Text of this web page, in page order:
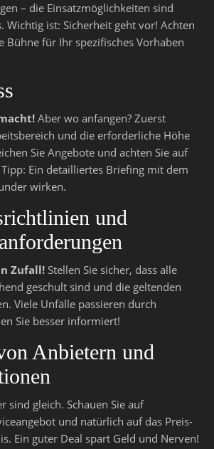
– die Einsatzmöglichkeiten sind
Wichtig ist: Sicherheit geht vor! Achten
Bühne für Ihr spezifisches Vorhaben
Aber wo anfangen? Zuerst
und die erforderliche Höhe
Sie Angebote und achten Sie auf
Ein detailliertes Briefing mit dem
wirken.
und
Zufall!Stellen Sie sicher, dass alle
geschult sind und die geltenden
Viele Unfälle passieren durch
Sie besser informiert!
Anbietern und
sind gleich. Schauen Sie auf
und natürlich auf das Preis-
Ein guter Deal spart Geld und Nerven!